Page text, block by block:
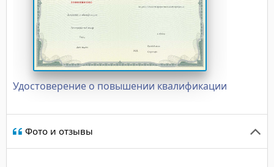
Удостоверение о повышении квалификации
Фото и отзывы